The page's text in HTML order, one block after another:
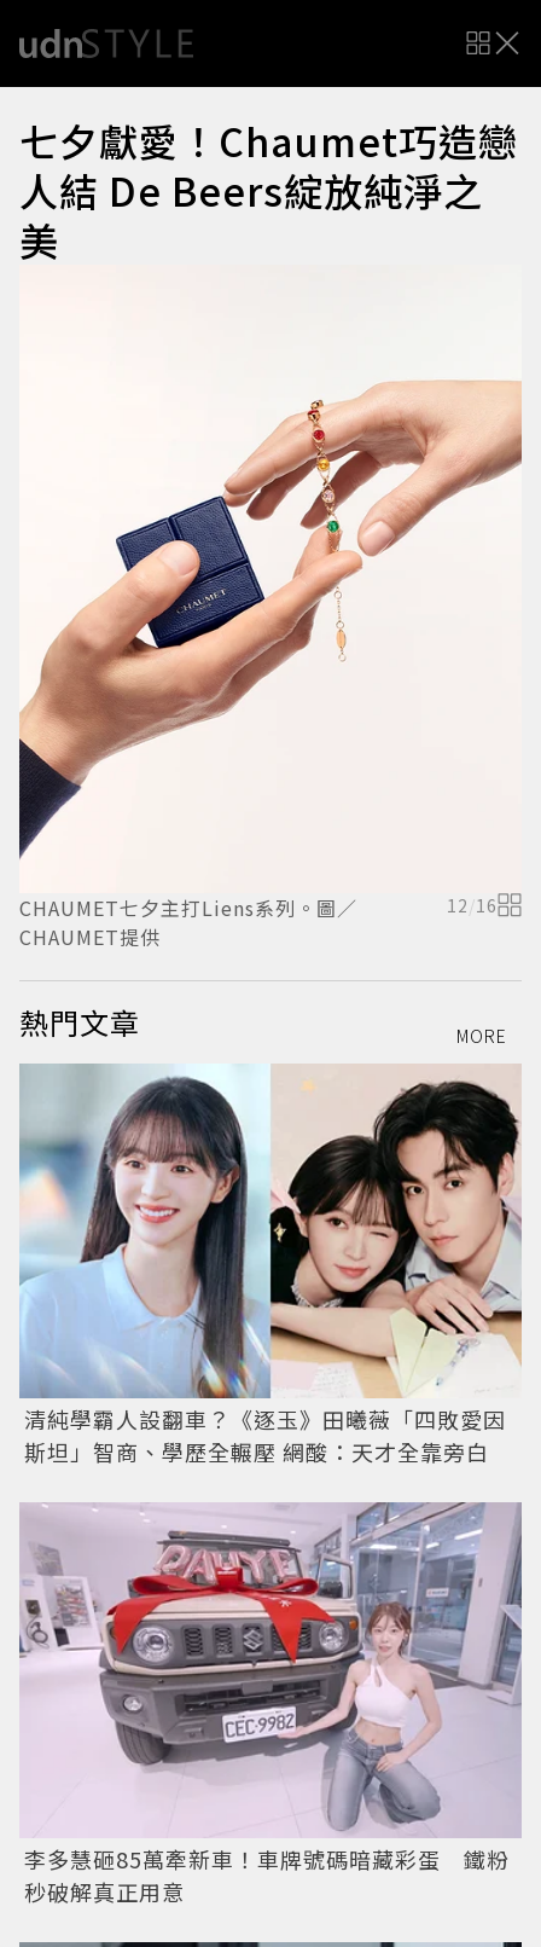
七夕獻愛！Chaumet巧造戀
人結 De Beers綻放純淨之
美
CHAUMET七夕主打Liens系列。圖／
CHAUMET提供
12/16
熱門文章 MORE
清純學霸人設翻車？《逐玉》田曦薇「四敗愛因
斯坦」智商、學歷全輾壓 網酸：天才全靠旁白
李多慧砸85萬牽新車！車牌號碼暗藏彩蛋 鐵粉
秒破解真正用意